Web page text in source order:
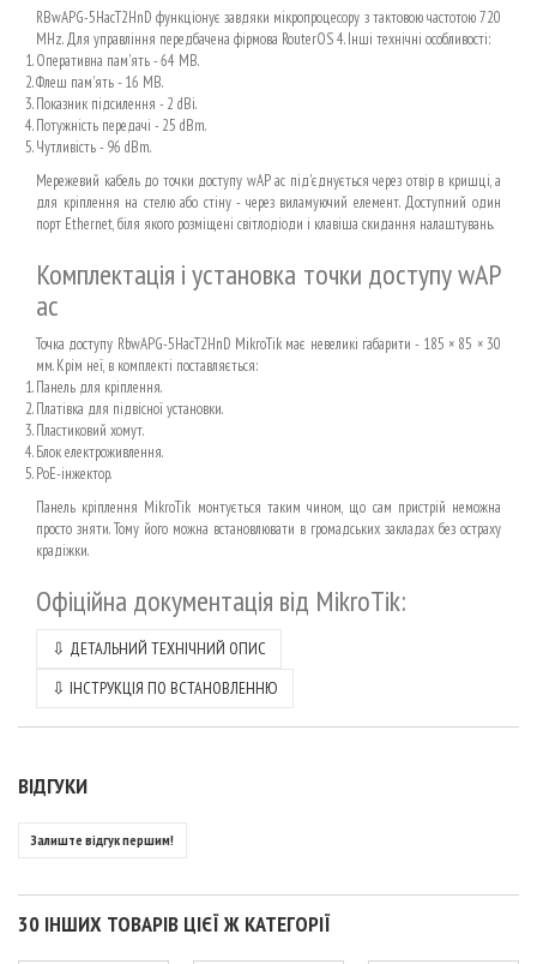
RBwAPG-5HacT2HnD функціонує завдяки мікропроцесору з тактовою частотою 720
MHz. Для управління передбачена фірмова RouterOS 4. Інші технічні особливості:
Оперативна пам'ять - 64 MB.
Флеш пам'ять - 16 MB.
Показник підсилення - 2 dBi.
Потужність передачі - 25 dBm.
Чутливість - 96 dBm.
Мережевий кабель до точки доступу wAP ac під'єднується через отвір в кришці, а
для кріплення на стелю або стіну - через виламуючий елемент. Доступний один
порт Ethernet, біля якого розміщені світлодіоди і клавіша скидання налаштувань.
Комплектація і установка точки доступу wAP
ac
Точка доступу RbwAPG-5HacT2HnD MikroTik має невеликі габарити - 185 × 85 × 30
мм. Крім неї, в комплекті поставляється:
Панель для кріплення.
Платівка для підвісної установки.
Пластиковий хомут.
Блок електроживлення.
PoE-інжектор.
Панель кріплення MikroTik монтується таким чином, що сам пристрій неможна
просто зняти. Тому його можна встановлювати в громадських закладах без остраху
крадіжки.
Офіційна документація від MikroTik:
⇩ ДЕТАЛЬНИЙ ТЕХНІЧНИЙ ОПИС
⇩ ІНСТРУКЦІЯ ПО ВСТАНОВЛЕННЮ
ВІДГУКИ
Залиште відгук першим!
30 ІНШИХ ТОВАРІВ ЦІЄЇ Ж КАТЕГОРІЇ